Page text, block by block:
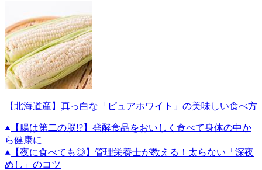
【北海道産】真っ白な「ピュアホワイト」の美味しい食べ方
【腸は第二の脳!?】発酵食品をおいしく食べて身体の中か
ら健康に
【夜に食べても◎】管理栄養士が教える！太らない「深夜
めし」のコツ